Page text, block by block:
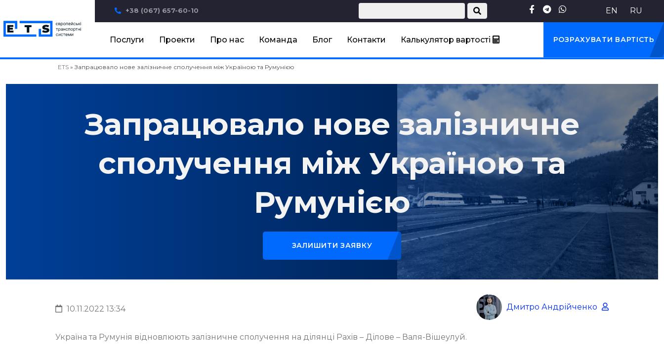
+38 (067) 657-60-10 EN RU
Послуги Проекти Про нас Команда Блог Контакти Калькулятор вартості РОЗРАХУВАТИ ВАРТІСТЬ
ETS »Запрацювало нове залізничне сполучення між Україною та Румунією
Запрацювало нове залізничне
сполучення між Україною та
Румунією
ЗАЛИШИТИ ЗАЯВКУ
10.11.2022 13:34 Дмитро Андрійченко
Україна та Румунія відновлюють залізничне сполучення на ділянці Рахів – Ділове – Валя-Вішеулуй.